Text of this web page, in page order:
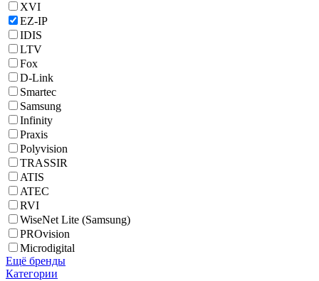
XVI
EZ-IP
IDIS
LTV
Fox
D-Link
Smartec
Samsung
Infinity
Praxis
Polyvision
TRASSIR
ATIS
ATEC
RVI
WiseNet Lite (Samsung)
PROvision
Microdigital
Ещё бренды
Категории